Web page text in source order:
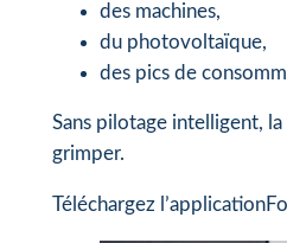
des machines,
du photovoltaïque,
des pics de
Sans pilotage intelligent,
grimper.
Téléchargez l’application